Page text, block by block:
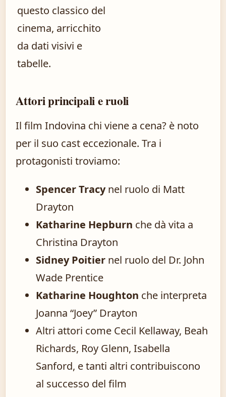
questo classico del
cinema, arricchito
da dati visivi e
tabelle.
Attori principali e ruoli
Il film Indovina chi viene a cena? è noto
per il suo cast eccezionale. Tra i
protagonisti troviamo:
Spencer Tracynel ruolo di Matt
Drayton
Katharine Hepburn che dà vita a
Christina Drayton
Sidney Poitier nel ruolo del Dr. John
Wade Prentice
Katharine Houghton che interpreta
Joanna “Joey” Drayton
Altri attori come Cecil Kellaway, Beah
Richards, Roy Glenn, Isabella
Sanford, e tanti altri contribuiscono
al successo del film